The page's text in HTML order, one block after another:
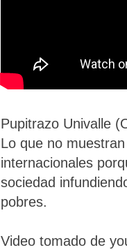
Pupitrazo Univalle
Lo que no
internacionales
sociedad
pobres.
Video tomado de